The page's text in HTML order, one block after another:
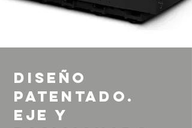
Diseño
Patentado.
Eje Y